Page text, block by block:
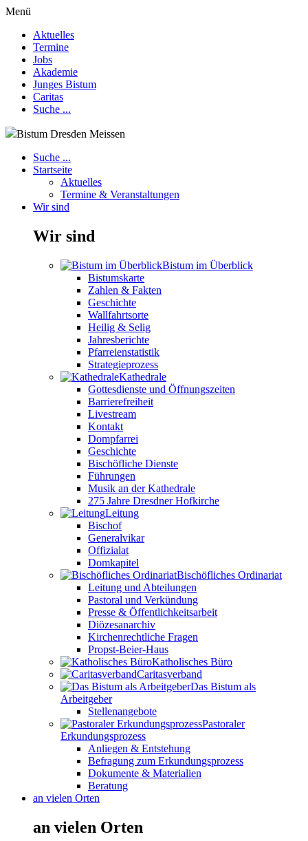
Menü
Aktuelles
Termine
Jobs
Akademie
Junges Bistum
Caritas
Suche ...
Bistum Dresden Meissen
Suche ...
Startseite
Aktuelles
Termine & Veranstaltungen
Wir sind
Wir sind
Bistum im Überblick
Bistumskarte
Zahlen & Fakten
Geschichte
Wallfahrtsorte
Heilig & Selig
Jahresberichte
Pfarreienstatistik
Strategieprozess
Kathedrale
Gottesdienste und Öffnungszeiten
Barrierefreiheit
Livestream
Kontakt
Dompfarrei
Geschichte
Bischöfliche Dienste
Führungen
Musik an der Kathedrale
275 Jahre Dresdner Hofkirche
Leitung
Bischof
Generalvikar
Offizialat
Domkapitel
Bischöfliches Ordinariat
Leitung und Abteilungen
Pastoral und Verkündung
Presse & Öffentlichkeitsarbeit
Diözesanarchiv
Kirchenrechtliche Fragen
Propst-Beier-Haus
Katholisches Büro
Caritasverband
Das Bistum als
Arbeitgeber
Stellenangebote
Pastoraler
Erkundungsprozess
Anliegen & Entstehung
Befragung zum Erkundungsprozess
Dokumente & Materialien
Beratung
an vielen Orten
an vielen Orten